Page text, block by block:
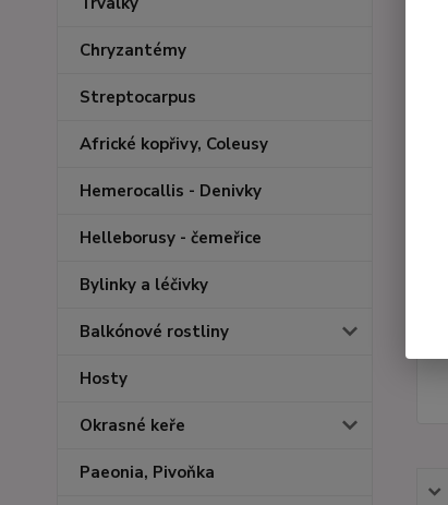
Chryzantémy
Streptocarpus
Africké kopřivy, Coleusy
Hemerocallis - Denivky
Helleborusy - čemeřice
Bylinky a léčivky
Balkónové rostliny
Hosty
Okrasné keře
Paeonia, Pivoňka